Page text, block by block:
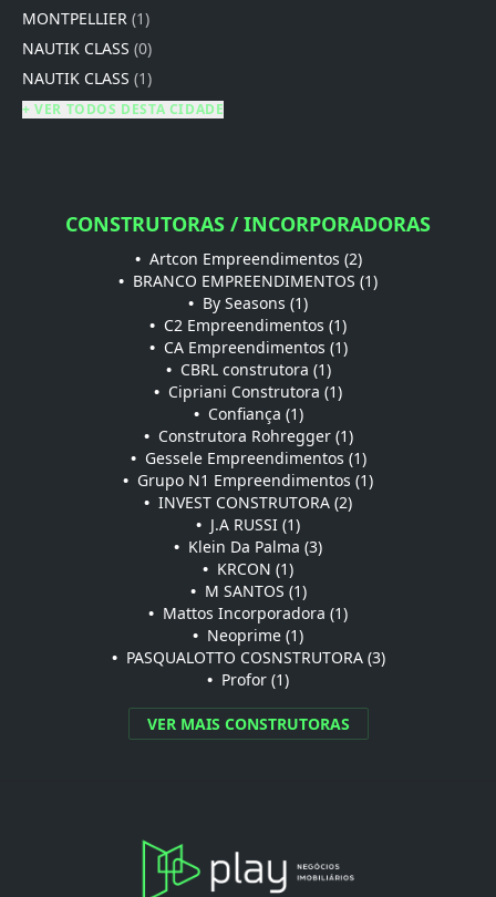
MONTPELLIER (1)
NAUTIK CLASS (0)
NAUTIK CLASS (1)
+ VER TODOS DESTA CIDADE
CONSTRUTORAS / INCORPORADORAS
• Artcon Empreendimentos (2)
• BRANCO EMPREENDIMENTOS (1)
• By Seasons (1)
• C2 Empreendimentos (1)
• CA Empreendimentos (1)
• CBRL construtora (1)
• Cipriani Construtora (1)
• Confiança (1)
• Construtora Rohregger (1)
• Gessele Empreendimentos (1)
• Grupo N1 Empreendimentos (1)
• INVEST CONSTRUTORA (2)
• J.A RUSSI (1)
• Klein Da Palma (3)
• KRCON (1)
• M SANTOS (1)
• Mattos Incorporadora (1)
• Neoprime (1)
• PASQUALOTTO COSNSTRUTORA (3)
• Profor (1)
VER MAIS CONSTRUTORAS